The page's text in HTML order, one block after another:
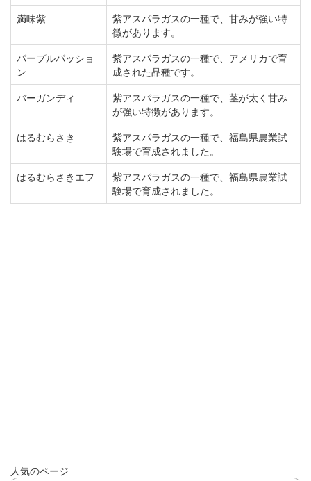
満味紫
紫アスパラガスの一種で、甘みが強い特
徴があります。
パープルパッショ
ン
紫アスパラガスの一種で、アメリカで育
成された品種です。
バーガンディ
紫アスパラガスの一種で、茎が太く甘み
が強い特徴があります。
はるむらさき
紫アスパラガスの一種で、福島県農業試
験場で育成されました。
はるむらさきエフ
紫アスパラガスの一種で、福島県農業試
験場で育成されました。
人気のページ